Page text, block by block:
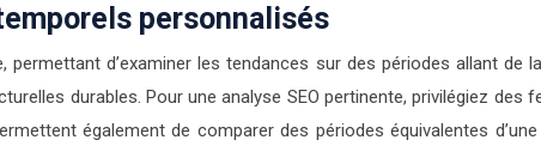
personnalisés
d’examiner les tendances sur des périodes allant de
durables. Pour une analyse SEO pertinente, privilégiez des
également de comparer des périodes équivalentes d’une